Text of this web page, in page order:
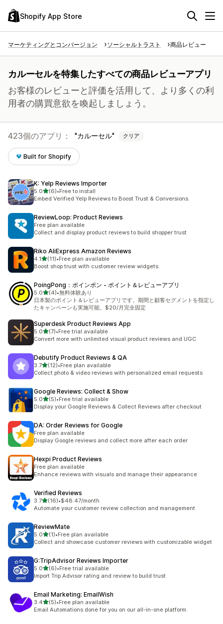
Shopify App Store
マーケティングとコンバージョン ソーシャルトラスト 商品レビュー
カルーセルを特集したすべての商品レビューアプリ
お客様のレビューと評価を活用して、より多くの利
用者の購買意欲を喚起しましょう。
423個のアプリ： カルーセル クリア
Built for Shopify
K: Yelp Reviews Importer
5.05つ星中
(6)
合計レビュー数：6件
•Free to install
Embed Verified Yelp Reviews to Boost Trust & Conversions.
ReviewLoop: Product Reviews
Free plan available
Collect and display product reviews to build shopper trust
Riko AliExpress Amazon Reviews
4.15つ星中
(11)
合計レビュー数：11件
•Free plan available
Boost shop trust with customer review widgets.
PoingPong：ポインポン ‑ ポイント＆レビューアプリ
5.05つ星中
(4)
合計レビュー数：4件
•無料体験あり
日本製のポイント＆レビューアプリです。期間と顧客セグメントを指定し
たキャンペーンも実施可能。$20/月完全固定
Superdesk Product Reviews App
5.05つ星中
(7)
合計レビュー数：7件
•Free trial available
Convert more with unlimited visual product reviews and UGC
Debutify Product Reviews & QA
3.75つ星中
(12)
合計レビュー数：12件
•Free plan available
Collect photo & video reviews with personalized email requests
Google Reviews: Collect & Show
5.05つ星中
(5)
合計レビュー数：5件
•Free trial available
Display your Google Reviews & Collect Reviews after checkout
DA: Order Reviews for Google
Free plan available
Display Google reviews and collect more after each order
Hexpi Product Reviews
Free plan available
Enhance reviews with visuals and manage their appearance
Verified Reviews
3.75つ星中
(16)
合計レビュー数：16件
•$48.47/month
Automate your customer review collection and management
ReviewMate
5.05つ星中
(1)
合計レビュー数：1件
•Free plan available
Collect and showcase customer reviews with customizable widget
G:TripAdvisor Reviews Importer
5.05つ星中
(6)
合計レビュー数：6件
•Free trial available
Import Trip Advisor rating and review to build trust
Email Marketing: EmailWish
3.45つ星中
(5)
合計レビュー数：5件
•Free plan available
Email Automations done for you on our all-in-one platform.